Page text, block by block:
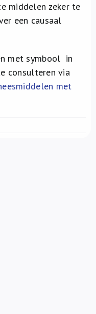
middelen zeker te
een causaal
met symbool in
consulteren via
met